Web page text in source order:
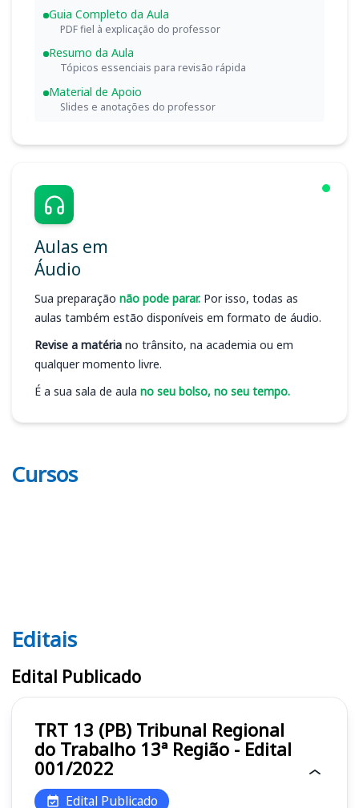
Guia Completo da Aula
PDF fiel à explicação do professor
Resumo da Aula
Tópicos essenciais para revisão rápida
Material de Apoio
Slides e anotações do professor
Aulas em
Áudio
Sua preparação não pode parar. Por isso, todas as
aulas também estão disponíveis em formato de áudio.
Revise a matéria no trânsito, na academia ou em
qualquer momento livre.
É a sua sala de aula no seu bolso, no seu tempo.
Cursos
Editais TRT 13 (PB)
Editais
Edital Publicado
TRT 13 (PB) Tribunal Regional
do Trabalho 13ª Região - Edital
001/2022
Edital Publicado